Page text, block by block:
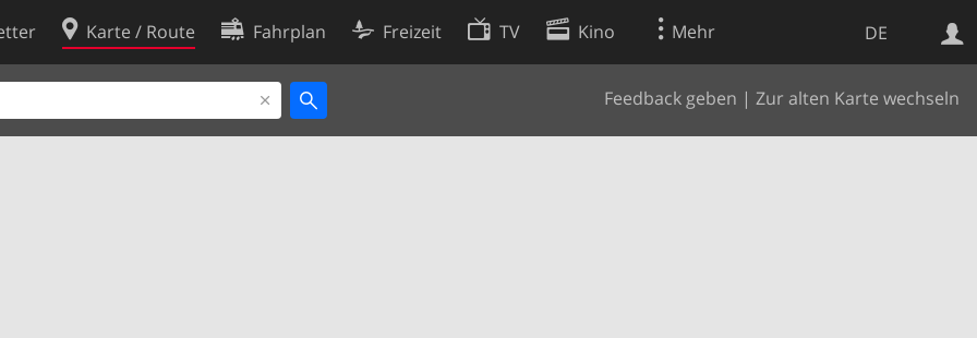
DE
Karte / Route Fahrplan Freizeit TV Kino Mehr
Feedback geben | Zur alten Karte wechseln
Websuche
Cookie-Richtlinie
Cookie-Einstellungen